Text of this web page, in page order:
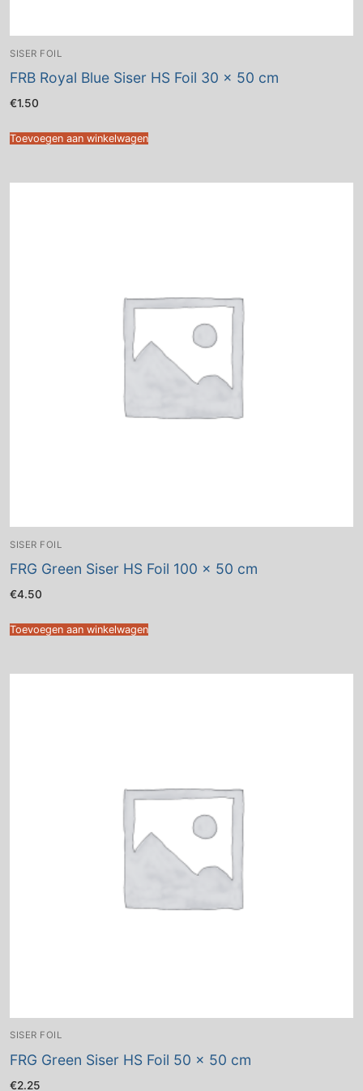
SISER FOIL
FRB Royal Blue Siser HS Foil 30 x 50 cm
€1.50
Toevoegen aan winkelwagen
SISER FOIL
FRG Green Siser HS Foil 100 x 50 cm
€4.50
Toevoegen aan winkelwagen
SISER FOIL
FRG Green Siser HS Foil 50 x 50 cm
€2.25